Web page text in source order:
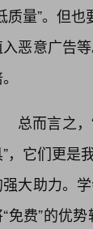
质量”。但
恶意广告
总而言之
”，它们更是
强大助力。
“免费”的优